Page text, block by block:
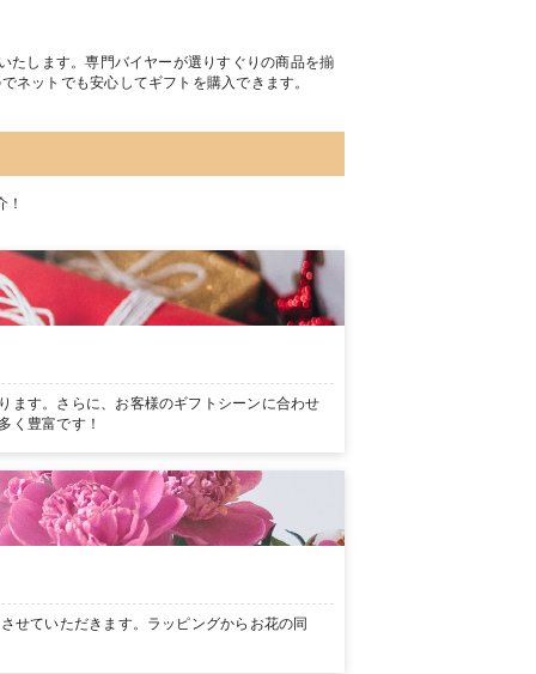
たします。専門バイヤーが選りすぐりの商品を揃
ネットでも安心してギフトを購入できます。
ます。さらに、お客様のギフトシーンに合わせ
く豊富です！
せていただきます。ラッピングからお花の同